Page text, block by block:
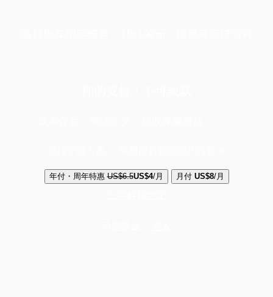
年付・周年特惠 US$6.5US$4/月 月付 US$8/月